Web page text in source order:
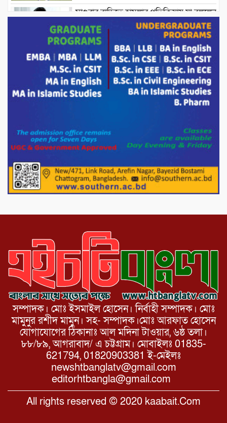
মাগুরার বাড়িতে হামলার প্রতিক্রিয়ায় যা বললেন
সাকিব।
দেশীয় পাঁচ প্রজাতির ছোট মাছে উদ্বেগজনক
মাত্রায় মাইক্রোপ্লাস্টিকের উপস্থিতি শনাক্ত ।
সরকারকে ব্যর্থ করতে দেশের বিরুদ্ধে একটি
দল চক্রান্ত চালিয়ে যাচ্ছে : রিজভী
দেশের বাজারে ভরিতে ১০ হাজার টাকা সোনার
দাম বাড়ানোর ঘোষণা।
ভারপ্রাপ্ত রাষ্ট্রপতি হাফিজ উদ্দিন আহমদের
সাথে এইচটি বাংলা অনলাইন পোর্টাল ও আইপি
সম্পাদক। মোঃ ইসমাইল হোসেন। নির্বাহী সম্পাদক। মোঃ
মামুনুর রশীদ মামুন। সহ- সম্পাদক।মোঃ আরফাত হোসেন
যোগাযোগের ঠিকানাঃ আল মদিনা টাওয়ার, ৬ষ্ঠ তলা।
৮৮/৮৯, আগরাবাদ/ এ চট্টগ্রাম। মোবাইলঃ 01835-
621794, 01820903381 ই-মেইলঃ
newshtbanglatv@gmail.com
editorhtbangla@gmail.com
All rights reserved © 2020 kaabait.Com